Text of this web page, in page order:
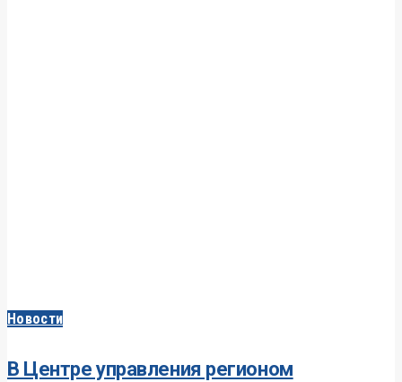
Новости
В Центре управления регионом